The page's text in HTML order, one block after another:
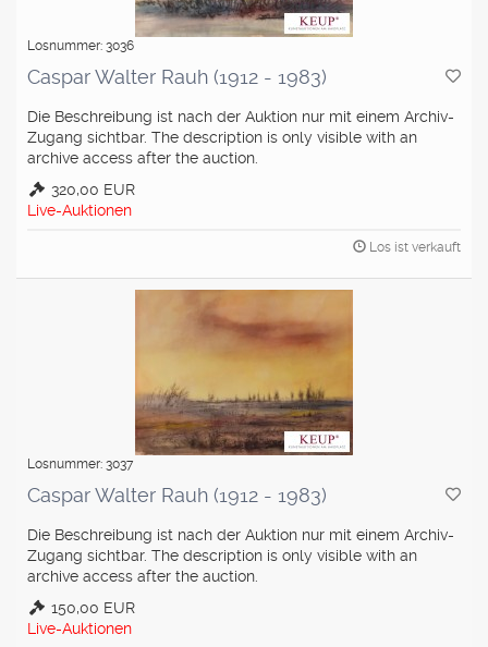
Losnummer: 3036
Caspar Walter Rauh (1912 - 1983)
Die Beschreibung ist nach der Auktion nur mit einem Archiv-
Zugang sichtbar. The description is only visible with an
archive access after the auction.
320,00 EUR
Live-Auktionen
Los ist verkauft
Losnummer: 3037
Caspar Walter Rauh (1912 - 1983)
Die Beschreibung ist nach der Auktion nur mit einem Archiv-
Zugang sichtbar. The description is only visible with an
archive access after the auction.
150,00 EUR
Live-Auktionen